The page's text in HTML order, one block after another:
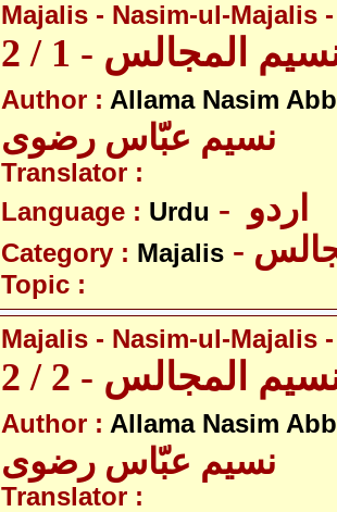
Majalis - Nasim-ul-Majalis
المجالس - 1 / 2
Author : Allama Nasim
نسیم عبّاس رضوی
Translator :
Language : Urdu
Category : Majalis
Topic :
Majalis - Nasim-ul-Majalis
المجالس - 2 / 2
Author : Allama Nasim
نسیم عبّاس رضوی
Translator :